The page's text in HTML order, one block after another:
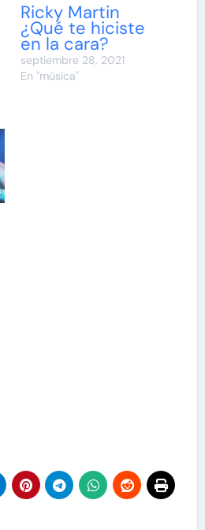
Ricky Martin
¿Qué te hiciste
en la cara?
septiembre 28, 2021
En "música"